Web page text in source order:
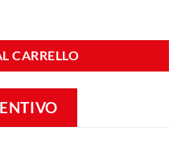
CARRELLO